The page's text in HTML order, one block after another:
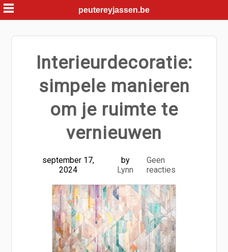
Skip
to
content
peutereyjassen.be
Interieurdecoratie:
simpele manieren
om je ruimte te
vernieuwen
september 17,
2024
by
Lynn
Geen
reacties